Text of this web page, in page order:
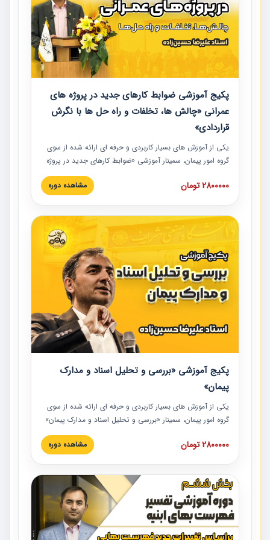
پکیج آموزشی ضوابط کارهای جدید در پروژه های
عمرانی «چالش ها، تخلفات و راه حل ها با نگرش
قراردادی»
یکی از آموزش‏‏‏‏‏‏ های بسیار کاربردی و حرفه‏ ای ارائه شده از سوی
گروه امور پیمان، سمینار آموزشی «ضوابط کارهای جدید در پروژه
های عمرانی» چالش ها، تخلفات و راه حل ها با نگرش قراردادی
است که در محل سندیکای شرکت های ساختمانی کشور ارائه شد.
مدارک پیمان به همراه تجربیات عملی ارائه شده است.
2800000 تومان مشاهده دوره
پکیج آموزشی «بررسی و تحلیل اسناد و مدارک
پیمان»
یکی از آموزش‏‏‏‏‏‏ های بسیار کاربردی و حرفه‏ ای ارائه شده از سوی
گروه امور پیمان، سمینار «بررسی و تحلیل اسناد و مدارک پیمان»
است که در دانشگاه صنعتی شریف ارائه شد. در این آموزش
نکات کلیدی مربوط به اسناد و مدارک پیمان، اولویت بندی اسناد
پیمان به همراه تجربیات عملی در این خصوص ارائه شده است.
2800000 تومان مشاهده دوره